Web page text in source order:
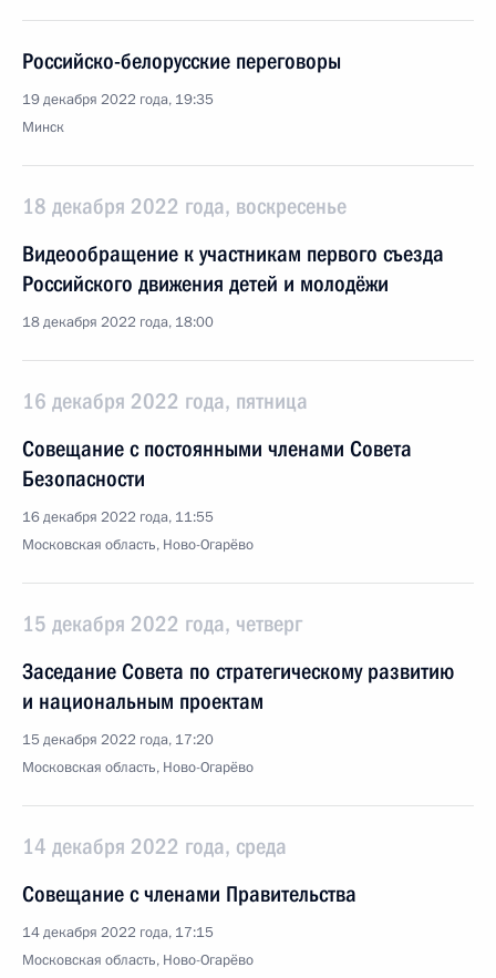
Российско-белорусские переговоры
19 декабря 2022 года, 19:35
Минск
18 декабря 2022 года, воскресенье
Видеообращение к участникам первого съезда
Российского движения детей и молодёжи
18 декабря 2022 года, 18:00
16 декабря 2022 года, пятница
Совещание с постоянными членами Совета
Безопасности
16 декабря 2022 года, 11:55
Московская область, Ново-Огарёво
15 декабря 2022 года, четверг
Заседание Совета по стратегическому развитию
и национальным проектам
15 декабря 2022 года, 17:20
Московская область, Ново-Огарёво
14 декабря 2022 года, среда
Совещание с членами Правительства
14 декабря 2022 года, 17:15
Московская область, Ново-Огарёво